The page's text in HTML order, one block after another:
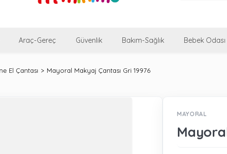
Araç-Gereç Güvenlik Bakım-Sağlık Bebek Odası
El Çantası Mayoral Makyaj Çantası Gri 19976
MAYORAL